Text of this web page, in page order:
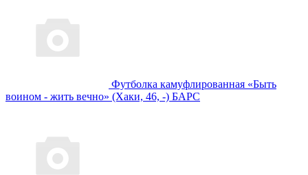
Футболка камуфлированная «Быть
воином - жить вечно» (Хаки, 46, -) БАРС